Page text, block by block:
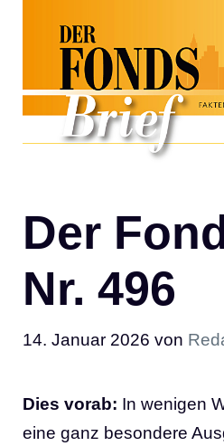
Der
Nr. 496
14. Januar 2026 von
Dies vorab: In wenigen
eine ganz besondere